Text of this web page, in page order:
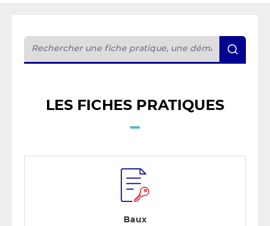
LES FICHES PRATIQUES
Baux